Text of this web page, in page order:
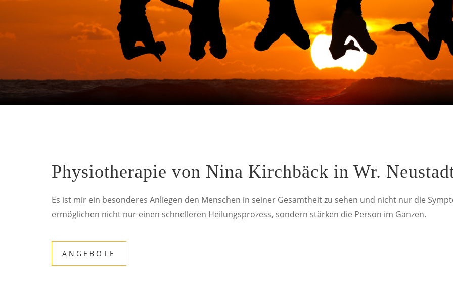
Physiotherapie von Nina Kirchbäck in Wr.
Es ist mir ein besonderes Anliegen den Menschen in seiner Gesamtheit zu sehen und nicht nur die
ermöglichen nicht nur einen schnelleren Heilungsprozess, sondern stärken die Person im Ganzen.
ANGEBOTE